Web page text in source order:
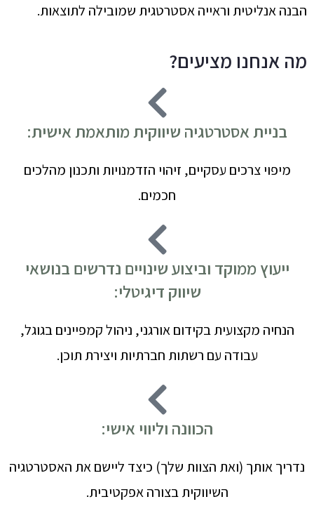
הבנה אנליטית וראייה אסטרטגית שמובילה לתוצאות.
מה אנחנו מציעים?
בניית אסטרטגיה שיווקית מותאמת אישית:
מיפוי צרכים עסקיים, זיהוי הזדמנויות ותכנון מהלכים
חכמים.
ייעוץ ממוקד וביצוע שינויים נדרשים בנושאי
שיווק דיגיטלי:
הנחיה מקצועית בקידום אורגני, ניהול קמפיינים בגוגל,
עבודה עם רשתות חברתיות ויצירת תוכן.
הכוונה וליווי אישי:
נדריך אותך (ואת הצוות שלך) כיצד ליישם את האסטרטגיה
השיווקית בצורה אפקטיבית.